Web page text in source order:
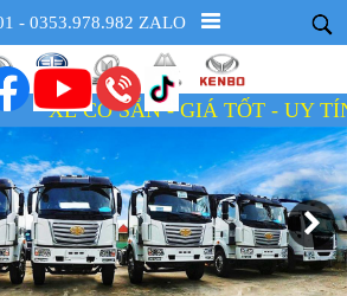
- 0353.978.982 ZALO
SẴN - GIÁ TỐT - UY TÍN - TẬN